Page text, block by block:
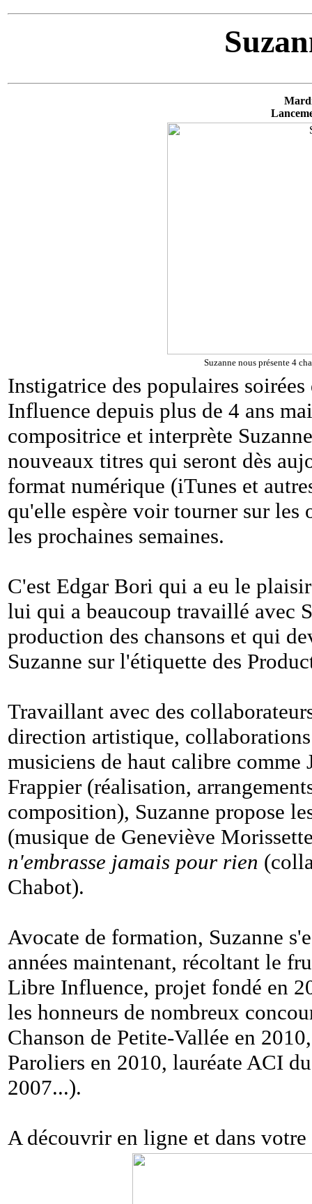
Suzanne nous présente 4
Instigatrice des populaires
Influence depuis plus de 4 ans
compositrice et interprète
nouveaux titres qui seront dès
format numérique (iTunes et
qu'elle espère voir tourner sur les
les prochaines semaines.
C'est Edgar Bori qui a eu le
lui qui a beaucoup travaillé avec
production des chansons et qui
Suzanne sur l'étiquette des
Travaillant avec des
direction artistique,
musiciens de haut calibre
Frappier (réalisation,
composition), Suzanne propose
(musique de Geneviève
n'embrasse jamais pour rien
Chabot).
Avocate de formation, Suzanne
années maintenant, récoltant le
Libre Influence, projet fondé en
les honneurs de nombreux
Chanson de Petite-Vallée en
Paroliers en 2010, lauréate ACI
2007...).
A découvrir en ligne et dans